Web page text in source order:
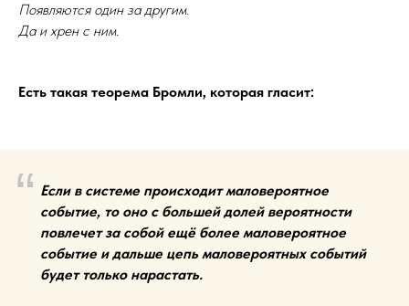
Появляются один за другим.
Да и хрен с ним.
Есть такая теорема Бромли, которая гласит:
“ Если в системе происходит маловероятное
событие, то оно с большей долей вероятности
повлечет за собой ещё более маловероятное
событие и дальше цепь маловероятных событий
будет только нарастать.